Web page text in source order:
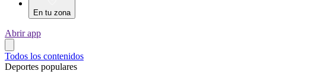
En tu zona
Abrir app
Todos los contenidos
Deportes populares